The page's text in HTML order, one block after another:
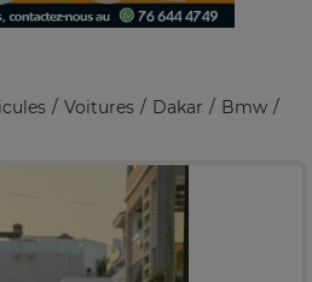
Voitures Dakar Bmw